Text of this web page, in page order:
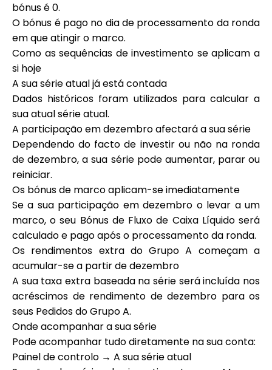
bónus é 0.
O bónus é pago no dia de processamento da ronda
em que atingir o marco.
Como as sequências de investimento se aplicam a
si hoje
A sua série atual já está contada
Dados históricos foram utilizados para calcular a
sua atual série atual.
A participação em dezembro afectará a sua série
Dependendo do facto de investir ou não na ronda
de dezembro, a sua série pode aumentar, parar ou
reiniciar.
Os bónus de marco aplicam-se imediatamente
Se a sua participação em dezembro o levar a um
marco, o seu Bónus de Fluxo de Caixa Líquido será
calculado e pago após o processamento da ronda.
Os rendimentos extra do Grupo A começam a
acumular-se a partir de dezembro
A sua taxa extra baseada na série será incluída nos
acréscimos de rendimento de dezembro para os
seus Pedidos do Grupo A.
Onde acompanhar a sua série
Pode acompanhar tudo diretamente na sua conta:
Painel de controlo → A sua série atual